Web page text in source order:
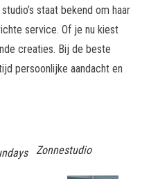
staat bekend om haar
service. Of je nu kiest
creaties. Bij de beste
persoonlijke aandacht en
Zonnestudio